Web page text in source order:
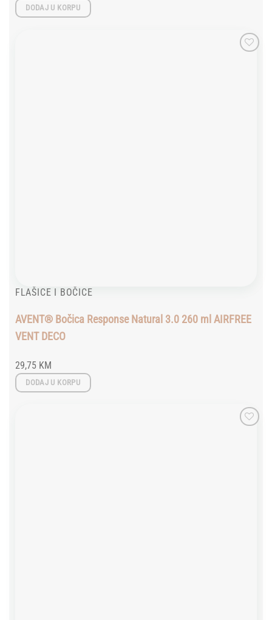
DODAJ U KORPU
FLAŠICE I BOČICE
AVENT® Bočica Response Natural 3.0 260 ml AIRFREE
VENT DECO
29,75 KM
DODAJ U KORPU